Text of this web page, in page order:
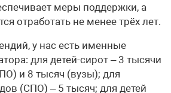
меры поддержки, а
отработать не менее трёх лет.
у нас есть именные
для детей-сирот – 3 тысячи
и 8 тысяч (вузы); для
(СПО) – 5 тысяч; для детей